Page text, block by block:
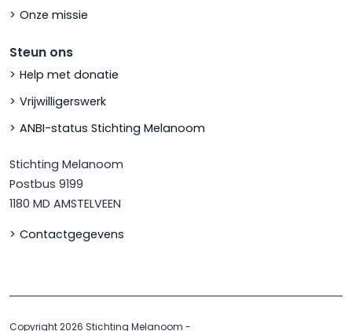
Onze missie
Steun ons
Help met donatie
Vrijwilligerswerk
ANBI-status Stichting Melanoom
Stichting Melanoom
Postbus 9199
1180 MD AMSTELVEEN
Contactgegevens
Copyright 2026 Stichting Melanoom -